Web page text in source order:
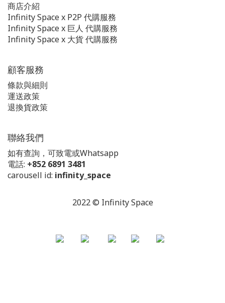
商店介紹
Infinity Space x P2P 代購服務
Infinity Space x 巨人 代購服務
Infinity Space x 大貨 代購服務
顧客服務
條款與細則
運送政策
退換貨政策
聯絡我們
如有查詢，可致電或Whatsapp
電話: +852 6891 3481
carousell id: infinity_space
2022 © Infinity Space